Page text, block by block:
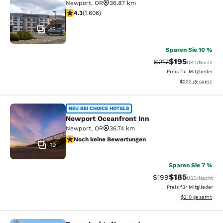
43
Newport, OR
36.87 km
4.31-Sterne-Bewertung. Hervorragend. 1606
4.3(1.606)
Sparen Sie 10 %
Durchgestrichener
$217Vergünstigter
$195USD/Nacht
Preis für Mitglieder
Geschätzte
$222 gesamt
Newport Oceanfront Inn
19
NEU BEI CHOICE HOTELS
Newport Oceanfront Inn
Newport, OR
36.74 km
Noch keine Bewertungen
Noch keine Bewertungen
Sparen Sie 7 %
Durchgestrichener
$199Vergünstigter
$185USD/Nacht
Preis für Mitglieder
Geschätzte
$210 gesamt